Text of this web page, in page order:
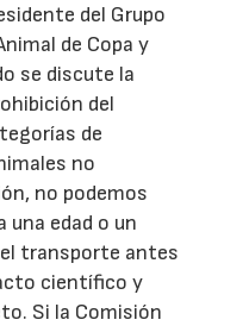
del Grupo
de Copa y
se discute la
del
de
no
no podemos
una edad o un
transporte antes
científico y
Si la Comisión